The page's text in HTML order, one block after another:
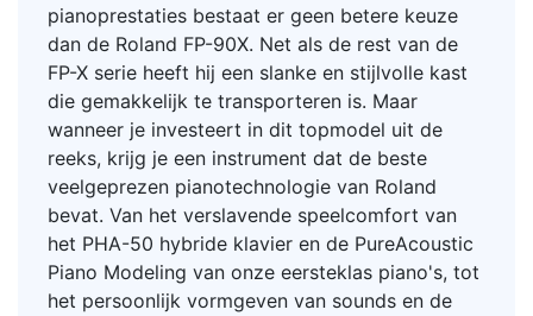
pianoprestaties bestaat er geen betere keuze
dan de Roland FP-90X. Net als de rest van de
FP-X serie heeft hij een slanke en stijlvolle kast
die gemakkelijk te transporteren is. Maar
wanneer je investeert in dit topmodel uit de
reeks, krijg je een instrument dat de beste
veelgeprezen pianotechnologie van Roland
bevat. Van het verslavende speelcomfort van
het PHA-50 hybride klavier en de PureAcoustic
Piano Modeling van onze eersteklas piano's, tot
het persoonlijk vormgeven van sounds en de